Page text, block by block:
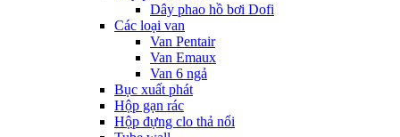
Dây phao hồ bơi Dofi
Các loại van
Van Pentair
Van Emaux
Van 6 ngả
Bục xuất phát
Hộp gạn rác
Hộp đựng clo thả nổi